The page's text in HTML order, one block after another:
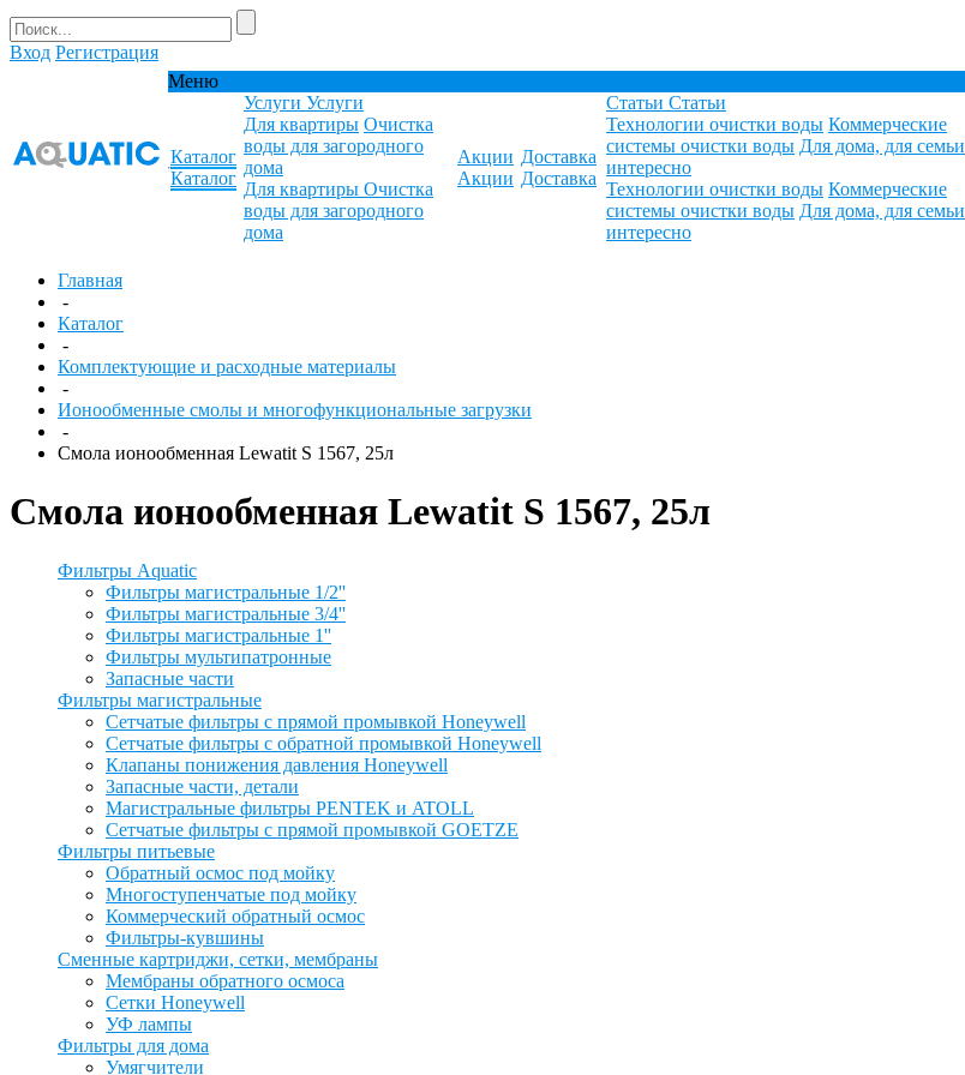
Вход Регистрация
Меню
Каталог
Каталог
Услуги Услуги
Для квартиры Очистка
воды для загородного
дома
Для квартиры Очистка
воды для загородного
дома
Акции
Акции
Доставка
Доставка
Статьи Статьи
Технологии очистки воды Коммерческие
системы очистки воды Для дома, для семьи
интересно
Технологии очистки воды Коммерческие
системы очистки воды Для дома, для семьи
интересно
Главная
-
Каталог
-
Комплектующие и расходные материалы
-
Ионообменные смолы и многофункциональные загрузки
-
Смола ионообменная Lewatit S 1567, 25л
Смола ионообменная Lewatit S 1567, 25л
Фильтры Aquatic
Фильтры магистральные 1/2''
Фильтры магистральные 3/4''
Фильтры магистральные 1''
Фильтры мультипатронные
Запасные части
Фильтры магистральные
Сетчатые фильтры с прямой промывкой Honeywell
Сетчатые фильтры с обратной промывкой Honeywell
Клапаны понижения давления Honeywell
Запасные части, детали
Магистральные фильтры PENTEK и ATOLL
Сетчатые фильтры с прямой промывкой GOETZE
Фильтры питьевые
Обратный осмос под мойку
Многоступенчатые под мойку
Коммерческий обратный осмос
Фильтры-кувшины
Сменные картриджи, сетки, мембраны
Мембраны обратного осмоса
Сетки Honeywell
УФ лампы
Фильтры для дома
Умягчители